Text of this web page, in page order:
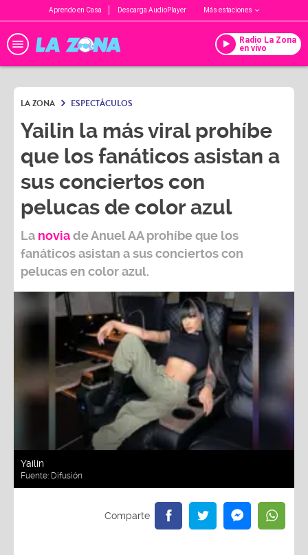
Aprendo en Casa Descarga AudioPlayer Más estaciones
Radio La Zona
en vivo
LA ZONA ESPECTÁCULOS
Yailin la más viral prohíbe
que los fanáticos asistan a
sus conciertos con
pelucas de color azul
La noviade Anuel AA prohíbe que los
fanáticos asistan a sus conciertos con
pelucas en color azul.
Yailin
Fuente: Difusión